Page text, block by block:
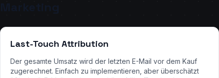
Last-Touch Attribution
Der gesamte Umsatz wird der letzten E-Mail vor dem Kauf
zugerechnet. Einfach zu implementieren, aber überschätzt